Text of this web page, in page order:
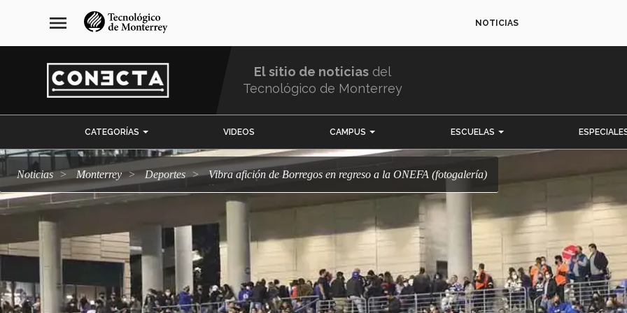
navegación
principal
menu NOTICIAS
El sitio de noticias del
Tecnológico de Monterrey
CATEGORÍAS VIDEOS CAMPUS ESCUELAS
Noticias Monterrey deportes Vibra afición de Borregos en regreso a la ONEFA (fotogalería)